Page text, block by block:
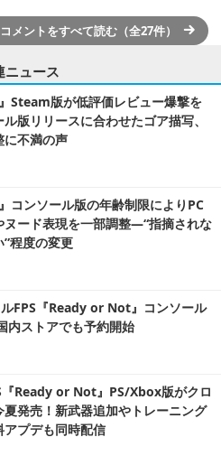
コメントをすべて読む（全27件）
ニュース
Steam版が低評価レビュー爆撃を
版リリースに合わせたゴア描写、
に不満の声
コンソール版の年齢制限によりPC
ヌード表現を一部調整―“指摘されな
程度の変更
FPS『Ready or Not』コンソール
内ストアでも予約開始
『Ready or Not』PS/Xbox版がクロ
夏発売！新武器追加やトレーニング
プデも同時配信